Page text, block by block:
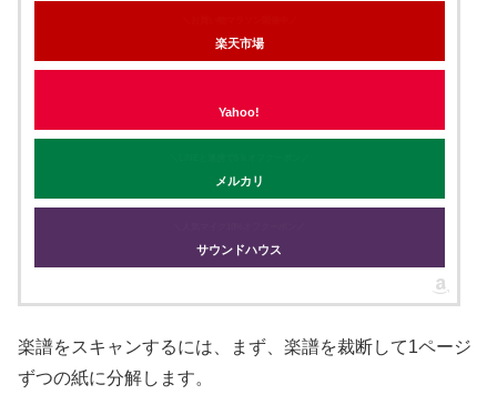
楽天市場
Yahoo!
メルカリ
サウンドハウス
楽譜をスキャンするには、まず、楽譜を裁断して1ページ
ずつの紙に分解します。